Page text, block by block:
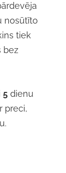
nosūtīto
tiek
bez
5 dienu
preci,